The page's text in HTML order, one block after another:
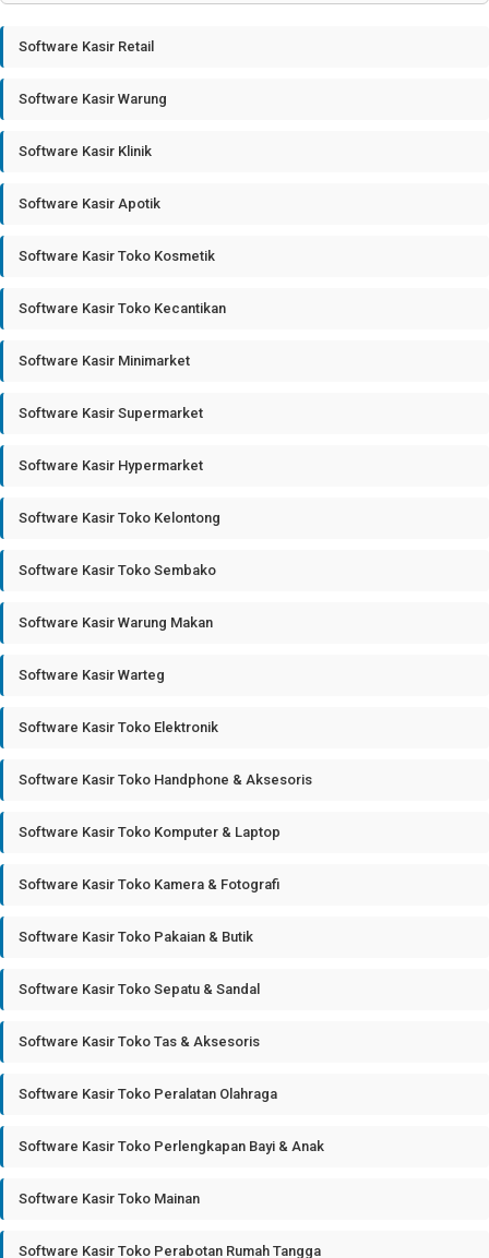
Software Kasir Retail
Software Kasir Warung
Software Kasir Klinik
Software Kasir Apotik
Software Kasir Toko Kosmetik
Software Kasir Toko Kecantikan
Software Kasir Minimarket
Software Kasir Supermarket
Software Kasir Hypermarket
Software Kasir Toko Kelontong
Software Kasir Toko Sembako
Software Kasir Warung Makan
Software Kasir Warteg
Software Kasir Toko Elektronik
Software Kasir Toko Handphone & Aksesoris
Software Kasir Toko Komputer & Laptop
Software Kasir Toko Kamera & Fotografi
Software Kasir Toko Pakaian & Butik
Software Kasir Toko Sepatu & Sandal
Software Kasir Toko Tas & Aksesoris
Software Kasir Toko Peralatan Olahraga
Software Kasir Toko Perlengkapan Bayi & Anak
Software Kasir Toko Mainan
Software Kasir Toko Perabotan Rumah Tangga